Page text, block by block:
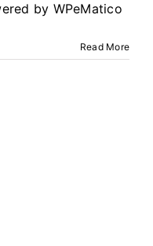
by WPeMatico
Read More